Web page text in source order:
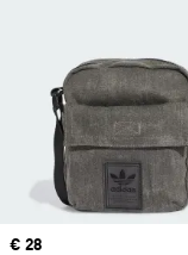
Precio
€ 28